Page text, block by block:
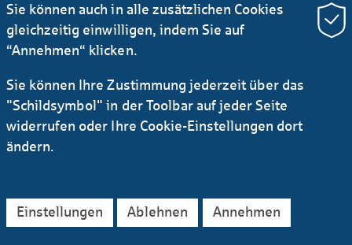
Newsletter Research
RSS
Instagram LinkedIn
YouTube
AGB
Datenschutz Impressum
Rechtliches
Barrierefreiheitserklärung
Sie können auch in alle zusätzlichen Cookies
gleichzeitig einwilligen, indem Sie auf
“Annehmen“ klicken.
Sie können Ihre Zustimmung jederzeit über das
"Schildsymbol" in der Toolbar auf jeder Seite
widerrufen oder Ihre Cookie-Einstellungen dort
ändern.
Einstellungen Ablehnen Annehmen